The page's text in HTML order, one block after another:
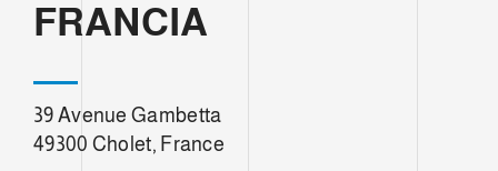
FRANCIA
39 Avenue Gambetta
49300 Cholet, France